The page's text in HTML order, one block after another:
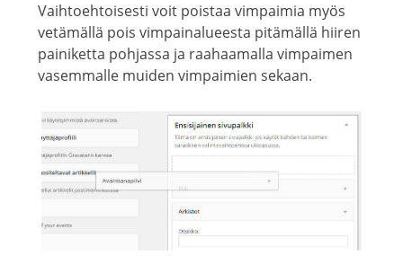
Vaihtoehtoisesti voit poistaa vimpaimia myös
vetämällä pois vimpainalueesta pitämällä hiiren
painiketta pohjassa ja raahaamalla vimpaimen
vasemmalle muiden vimpaimien sekaan.